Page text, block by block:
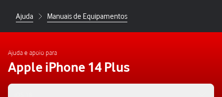
Ajuda Manuais de Equipamentos
Ajuda e apoio para
Apple iPhone 14 Plus